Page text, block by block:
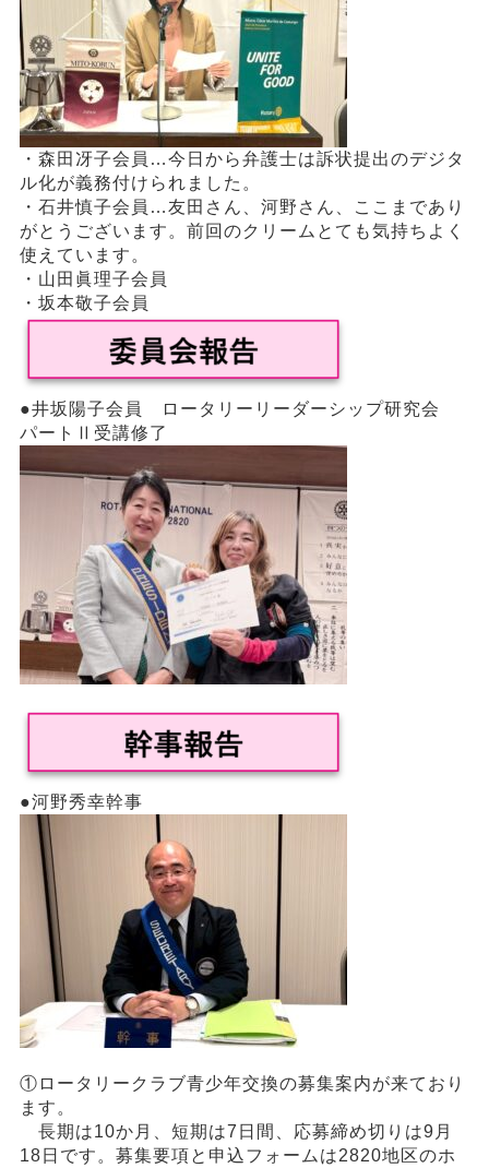
・森田冴子会員…今日から弁護士は訴状提出のデジタ
ル化が義務付けられました。
・石井慎子会員…友田さん、河野さん、ここまであり
がとうございます。前回のクリームとても気持ちよく
使えています。
・山田眞理子会員
・坂本敬子会員
●井坂陽子会員 ロータリーリーダーシップ研究会
パートⅡ受講修了
●河野秀幸幹事
①ロータリークラブ青少年交換の募集案内が来ており
ます。
長期は10か月、短期は7日間、応募締め切りは9月
18日です。募集要項と申込フォームは2820地区のホ